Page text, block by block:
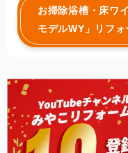
お掃除浴槽・床ワ
モデルWY」リフォ